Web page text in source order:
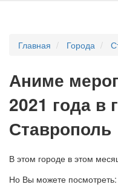
Главная Города
Аниме
2021 года в
Ставрополь
В этом городе в этом
Но Вы можете посмотреть: